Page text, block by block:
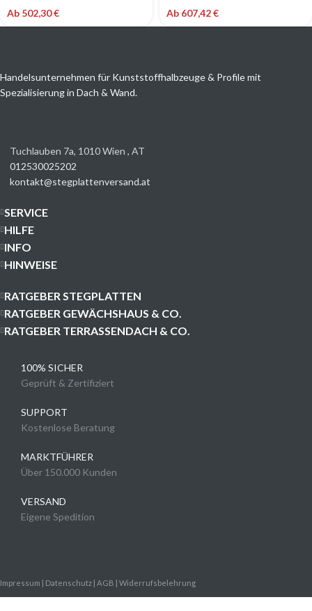
Polycarbonat – Alu/Gummi
Terrassendach
Ab 502,30€
Alu/Gummi Terrassendach
Ab 607,42€
Handelsunternehmen für Kunststoffhalbzeuge & Profile mit
Spezialisierung in Dach & Wand.
Tuchlauben 7a, 1010 Wien , AT
012530025202
kontakt@stegplattenversand.at
SERVICE
HILFE
INFO
HINWEISE
RATGEBER STEGPLATTEN
RATGEBER GEWÄCHSHAUS & CO.
RATGEBER TERRASSENDACH & CO.
100% SICHER
Geprüft & Zertifiziert
SUPPORT
Kostenlose Beratung
MARKTFÜHRER
Über 150.000 Kunden
VERSAND
Eigene Spedition
Impressum | Datenschutz | AGB | Widerrufsbelehrung